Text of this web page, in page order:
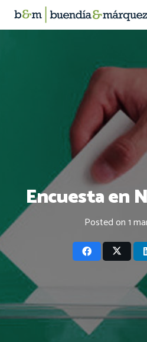
Encuesta en
Posted on1